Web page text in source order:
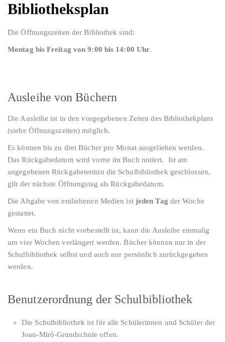
Bibliotheksplan
Die Öffnungszeiten der Bibliothek sind:
Montag bis Freitag von 9:00 bis 14:00 Uhr.
Ausleihe von Büchern
Die Ausleihe ist in den vorgegebenen Zeiten des Bibliothekplans
(siehe Öffnungszeiten) möglich.
Es können bis zu drei Bücher pro Monat ausgeliehen werden.
Das Rückgabedatum wird vorne im Buch notiert. Ist am
angegebenen Rückgabetermin die Schulbibliothek geschlossen,
gilt der nächste Öffnungstag als Rückgabedatum.
Die Abgabe von entliehenen Medien ist jeden Tag der Woche
gestattet.
Wenn ein Buch nicht vorbestellt ist, kann die Ausleihe einmalig
um vier Wochen verlängert werden. Bücher können nur in der
Schulbibliothek selbst und auch nur persönlich zurückgegeben
werden.
Benutzerordnung der Schulbibliothek
Die Schulbibliothek ist für alle Schülerinnen und Schüler der
Joan-Miró-Grundschule offen.